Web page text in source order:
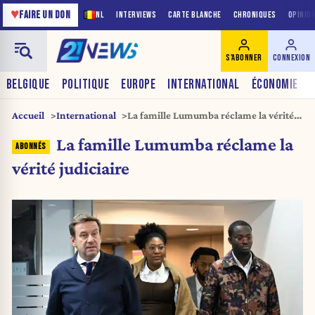
NL INTERVIEWS CARTE BLANCHE CHRONIQUES
♥FAIRE UN DON
BELGIQUE POLITIQUE EUROPE INTERNATIONAL ÉCONOMIE
S'ABONNER CONNEXION
Accueil International
La famille Lumumba réclame la vérité
La famille Lumumba réclame la
vérité judiciaire